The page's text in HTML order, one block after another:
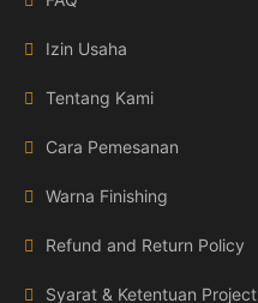
Izin Usaha
Tentang Kami
Cara Pemesanan
Warna Finishing
Refund and Return Policy
Syarat & Ketentuan Project